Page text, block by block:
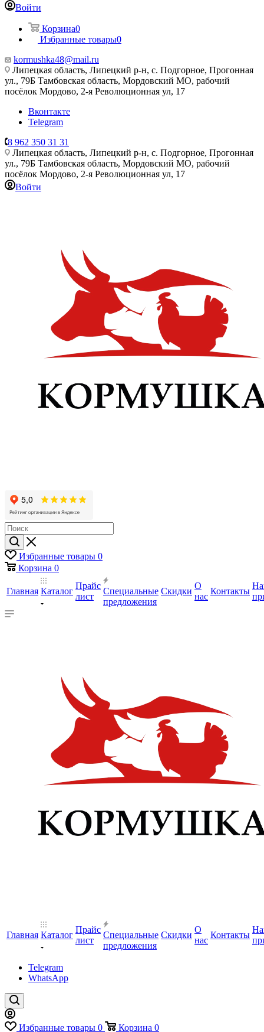
Войти
Корзина0
Избранные товары0
kormushka48@mail.ru
Липецкая область, Липецкий р-н, с. Подгорное, Прогонная
ул., 79Б Тамбовская область, Мордовский МО, рабочий
посёлок Мордово, 2-я Революционная ул, 17
Вконтакте
Telegram
8 962 350 31 31
Липецкая область, Липецкий р-н, с. Подгорное, Прогонная
ул., 79Б Тамбовская область, Мордовский МО, рабочий
посёлок Мордово, 2-я Революционная ул, 17
Войти
Избранные товары 0
Корзина 0
Главная Каталог
Прайс
лист
Специальные
предложения
Скидки
О
нас
Контакты
Главная Каталог
Прайс
лист
Специальные
предложения
Скидки
О
нас
Контакты
Telegram
WhatsApp
Избранные товары 0 Корзина 0